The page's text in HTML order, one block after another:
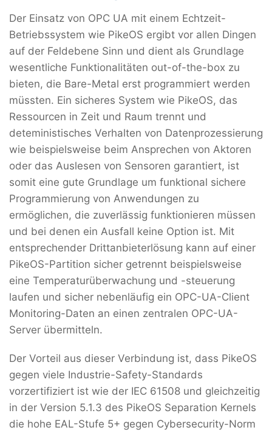
Der Einsatz von OPC UA mit einem Echtzeit-
Betriebssystem wie PikeOS ergibt vor allen Dingen
auf der Feldebene Sinn und dient als Grundlage
wesentliche Funktionalitäten out-of-the-box zu
bieten, die Bare-Metal erst programmiert werden
müssten. Ein sicheres System wie PikeOS, das
Ressourcen in Zeit und Raum trennt und
deteministisches Verhalten von Datenprozessierung
wie beispielsweise beim Ansprechen von Aktoren
oder das Auslesen von Sensoren garantiert, ist
somit eine gute Grundlage um funktional sichere
Programmierung von Anwendungen zu
ermöglichen, die zuverlässig funktionieren müssen
und bei denen ein Ausfall keine Option ist. Mit
entsprechender Drittanbieterlösung kann auf einer
PikeOS-Partition sicher getrennt beispielsweise
eine Temperaturüberwachung und -steuerung
laufen und sicher nebenläufig ein OPC-UA-Client
Monitoring-Daten an einen zentralen OPC-UA-
Server übermitteln.
Der Vorteil aus dieser Verbindung ist, dass PikeOS
gegen viele Industrie-Safety-Standards
vorzertifiziert ist wie der IEC 61508 und gleichzeitig
in der Version 5.1.3 des PikeOS Separation Kernels
die hohe EAL-Stufe 5+ gegen Cybersecurity-Norm